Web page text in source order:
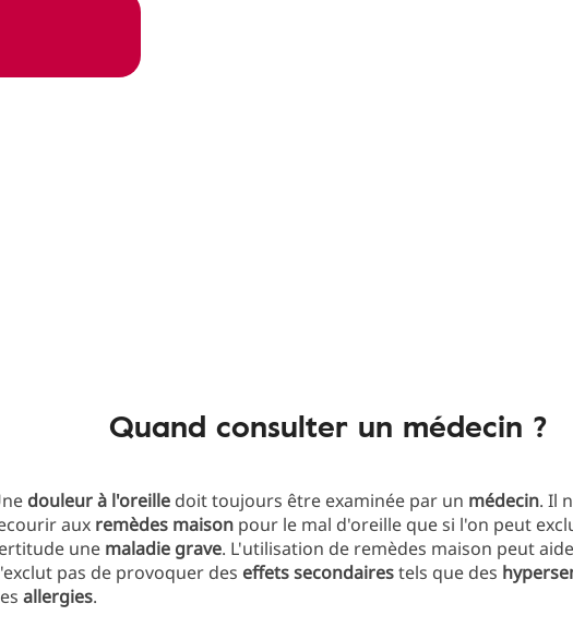
Quand consulter un médecin ?
douleur à l'oreille doit toujours être examinée par un médecin. Il
aux remèdes maison pour le mal d'oreille que si l'on peut
une maladie grave. L'utilisation de remèdes maison peut
pas de provoquer des effets secondairestels que des
allergies.